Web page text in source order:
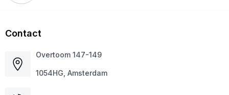
Contact
Overtoom 147-149
1054HG, Amsterdam